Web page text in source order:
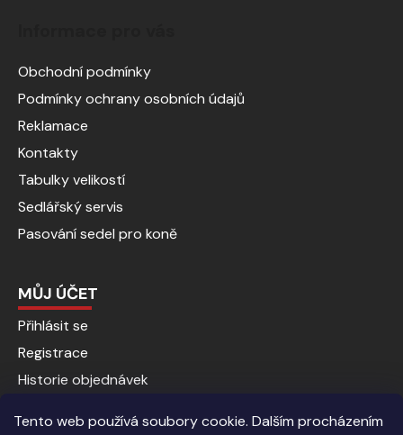
Tento web používá soubory cookie. Dalším procházením
Obchodní podmínky
Podmínky ochrany osobních údajů
Reklamace
Kontakty
Tabulky velikostí
Sedlářský servis
Pasování sedel pro koně
MŮJ ÚČET
Přihlásit se
Registrace
Historie objednávek